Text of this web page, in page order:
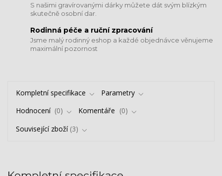
S našimi gravírovanými dárky můžete dát svým blízkým
skutečně osobní dar.
​​​​​​​Rodinná péče a ruční zpracování
Jsme malý rodinný eshop a každé objednávce věnujeme
maximální pozornost
Kompletní specifikace
Parametry
Hodnocení
0 Komentáře
0
Související zboží 3